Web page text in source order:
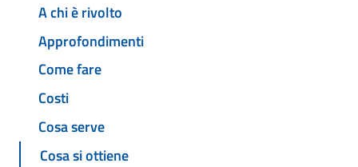
A chi è rivolto
Approfondimenti
Come fare
Costi
Cosa serve
Cosa si ottiene